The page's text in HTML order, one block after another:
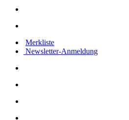
Merkliste
Newsletter-Anmeldung